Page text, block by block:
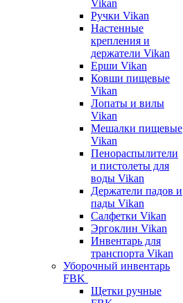
Vikan
Ручки Vikan
Настенные
крепления и
держатели Vikan
Ерши Vikan
Ковши пищевые
Vikan
Лопаты и вилы
Vikan
Мешалки пищевые
Vikan
Пенораспылители
и пистолеты для
воды Vikan
Держатели падов и
пады Vikan
Салфетки Vikan
Эргоклин Vikan
Инвентарь для
транспорта Vikan
Уборочный инвентарь
FBK
Щетки ручные